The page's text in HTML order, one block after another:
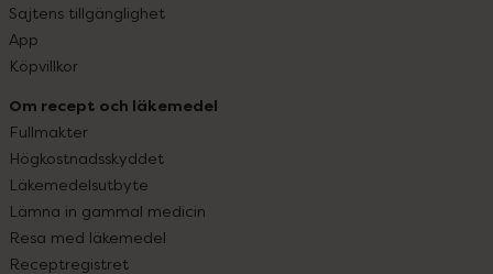
Sajtens tillgänglighet
App
Köpvillkor
Om recept och läkemedel
Fullmakter
Högkostnadsskyddet
Läkemedelsutbyte
Lämna in gammal medicin
Resa med läkemedel
Receptregistret